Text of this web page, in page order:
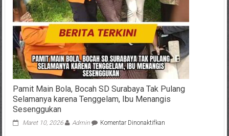
Pamit Main Bola, Bocah SD Surabaya Tak Pulang
Selamanya karena Tenggelam, Ibu Menangis
Sesenggukan
Maret 10, 2026 Admin Komentar Dinonaktifkanpada